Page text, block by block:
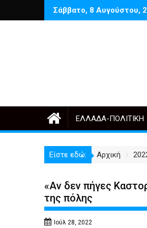
Σάββατο, 8 Αυγούστου,
Δέντρα έργα και πόλη: ανάμεσα στην
Ποιος
ΕΛΛΆΔΑ-ΠΟΛΙΤΙΚΉ
Είστε εδώ: Αρχική
«Αν δεν πήγες
της πόλης
Ιούλ 28, 2022